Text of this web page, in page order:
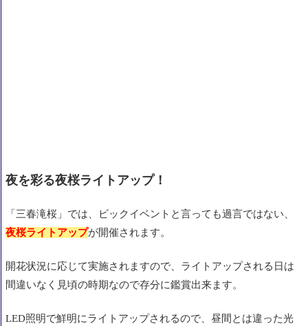
夜を彩る夜桜ライトアップ！
「三春滝桜」 では、ビックイベントと言っても過言ではない、
夜桜ライトアップが開催されます。
開花状況に応じて実施されますので、ライトアップされる日は
間違いなく見頃の時期なので存分に鑑賞出来ます。
LED照明で鮮明にライトアップされるので、昼間とは違った光